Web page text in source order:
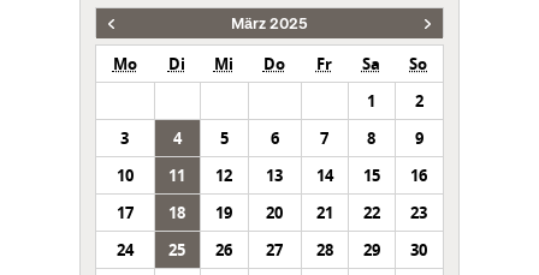
März 2025
Mo Di Mi Do Fr Sa
So
1
2
3
4 5 6 7 8
9
10
11 12 13 14 15
16
17
18 19 20 21 22
23
24
25 26 27 28 29
30